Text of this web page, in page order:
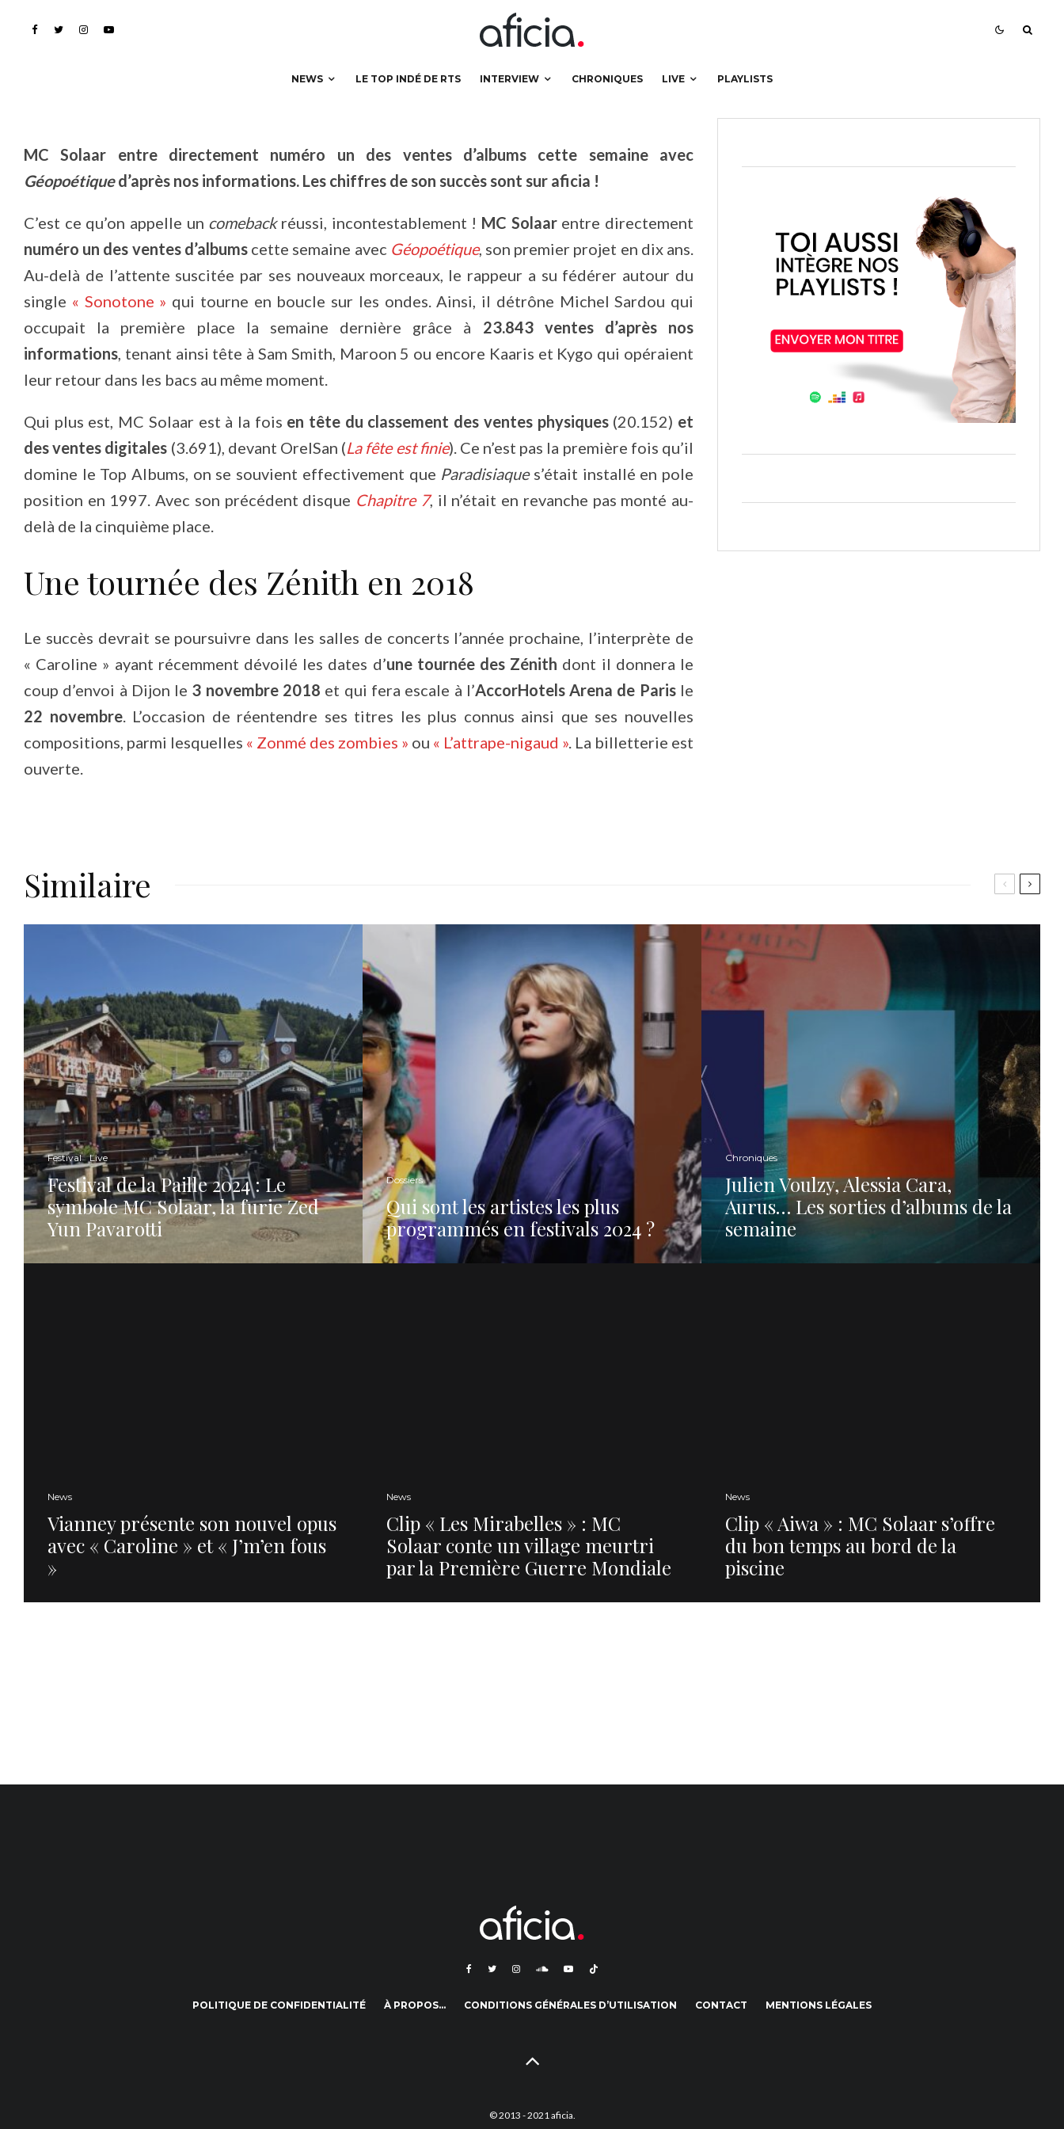
NEWS LE TOP INDÉ DE RTS INTERVIEW CHRONIQUES LIVE PLAYLISTS
des ventes !
MC Solaar entre directement numéro un des ventes d’albums cette semaine avec
Géopoétiqued’après nos informations. Les chiffres de son succès sont sur aficia !
C’est ce qu’on appelle un comebackréussi, incontestablement ! MC Solaarentre directement
numéro un des ventes d’albumscette semaine avec Géopoétique, son premier projet en dix ans.
Au-delà de l’attente suscitée par ses nouveaux morceaux, le rappeur a su fédérer autour du
single « Sonotone » qui tourne en boucle sur les ondes. Ainsi, il détrône Michel Sardou qui
occupait la première place la semaine dernière grâce à 23.843 ventes d’après nos
informations, tenant ainsi tête à Sam Smith, Maroon 5 ou encore Kaaris et Kygo qui opéraient
leur retour dans les bacs au même moment.
Qui plus est, MC Solaar est à la fois en tête du classement des ventes physiques(20.152) et
des ventes digitales (3.691), devant OrelSan (La fête est finie). Ce n’est pas la première fois qu’il
domine le Top Albums, on se souvient effectivement que Paradisiaques’était installé en pole
position en 1997. Avec son précédent disque Chapitre 7, il n’était en revanche pas monté au-
delà de la cinquième place.
Une tournée des Zénith en 2018
Le succès devrait se poursuivre dans les salles de concerts l’année prochaine, l’interprète de
« Caroline » ayant récemment dévoilé les dates d’une tournée des Zénith dont il donnera le
coup d’envoi à Dijon le 3 novembre 2018 et qui fera escale à l’AccorHotels Arena de Parisle
22 novembre. L’occasion de réentendre ses titres les plus connus ainsi que ses nouvelles
compositions, parmi lesquelles « Zonmé des zombies » ou « L’attrape-nigaud ». La billetterie est
ouverte.
Similaire
Festival Live
Festival de la Paille 2024 : Le
symbole MC Solaar, la furie Zed
Yun Pavarotti
Dossiers
Qui sont les artistes les plus
programmés en festivals 2024 ?
Chroniques
Julien Voulzy, Alessia Cara,
Aurus… Les sorties d’albums de la
semaine
News
Vianney présente son nouvel opus
avec « Caroline » et « J’m’en fous
»
News
Clip « Les Mirabelles » : MC
Solaar conte un village meurtri
par la Première Guerre Mondiale
News
Clip « Aiwa » : MC Solaar s’offre
du bon temps au bord de la
piscine
POLITIQUE DE CONFIDENTIALITÉ À PROPOS… CONDITIONS GÉNÉRALES D’UTILISATION CONTACT MENTIONS LÉGALES
© 2013 - 2021 aficia.